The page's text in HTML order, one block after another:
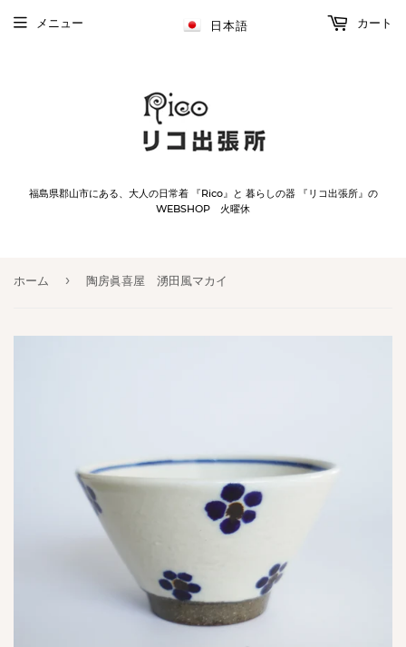
福島県郡山市にある、大人の日常着 『Rico』と 暮らしの器 『リコ出張所』の
WEBSHOP 火曜休
日本語
メニュー カート
ホーム › 陶房眞喜屋 湧田風マカイ